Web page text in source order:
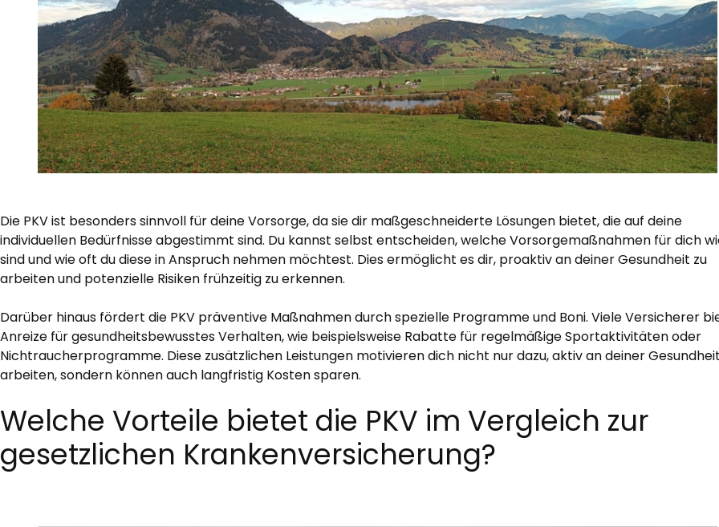
Die PKV ist besonders sinnvoll für deine Vorsorge, da sie dir maßgeschneiderte Lösungen bietet, die auf deine
individuellen Bedürfnisse abgestimmt sind. Du kannst selbst entscheiden, welche Vorsorgemaßnahmen für dich
sind und wie oft du diese in Anspruch nehmen möchtest. Dies ermöglicht es dir, proaktiv an deiner Gesundheit zu
arbeiten und potenzielle Risiken frühzeitig zu erkennen.
Darüber hinaus fördert die PKV präventive Maßnahmen durch spezielle Programme und Boni. Viele Versicherer
Anreize für gesundheitsbewusstes Verhalten, wie beispielsweise Rabatte für regelmäßige Sportaktivitäten oder
Nichtraucherprogramme. Diese zusätzlichen Leistungen motivieren dich nicht nur dazu, aktiv an deiner
arbeiten, sondern können auch langfristig Kosten sparen.
Welche Vorteile bietet die PKV im Vergleich zur
gesetzlichen Krankenversicherung?